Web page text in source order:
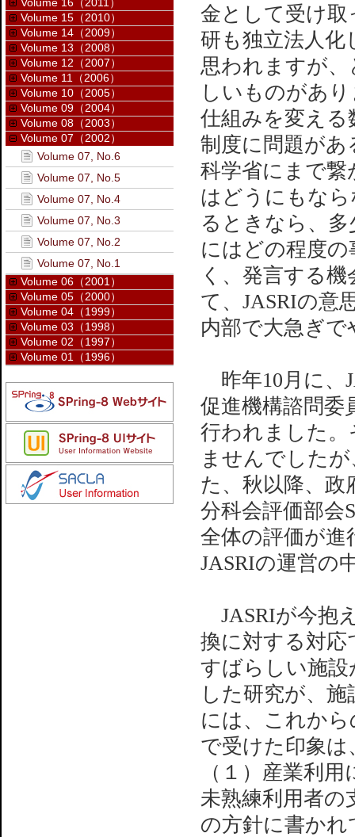
金として受け
研も独立法人
思われますが
しいものがあ
仕組みを変え
制度に問題があ
科学省にまで繋
はどうにもな
るときなら、
にはどの程度
く、発言する
て、JASRIの意
内部で大急ぎ
昨年10月に、
促進機構諮問委
行われました
ませんでした
た、秋以降、政
分科会評価部会
全体の評価が進
JASRIの運営の
JASRIが今抱
換に対する対応
すばらしい施
した研究が、
には、これか
で受けた印象は
（１）産業利
未熟練利用者の
の方針に書か
Volume 15（2010）
Volume 14（2009）
Volume 13（2008）
Volume 12（2007）
Volume 11（2006）
Volume 10（2005）
Volume 09（2004）
Volume 08（2003）
Volume 07（2002）
Volume 07, No.6
Volume 07, No.5
Volume 07, No.4
Volume 07, No.3
Volume 07, No.2
Volume 07, No.1
Volume 06（2001）
Volume 05（2000）
Volume 04（1999）
Volume 03（1998）
Volume 02（1997）
Volume 01（1996）